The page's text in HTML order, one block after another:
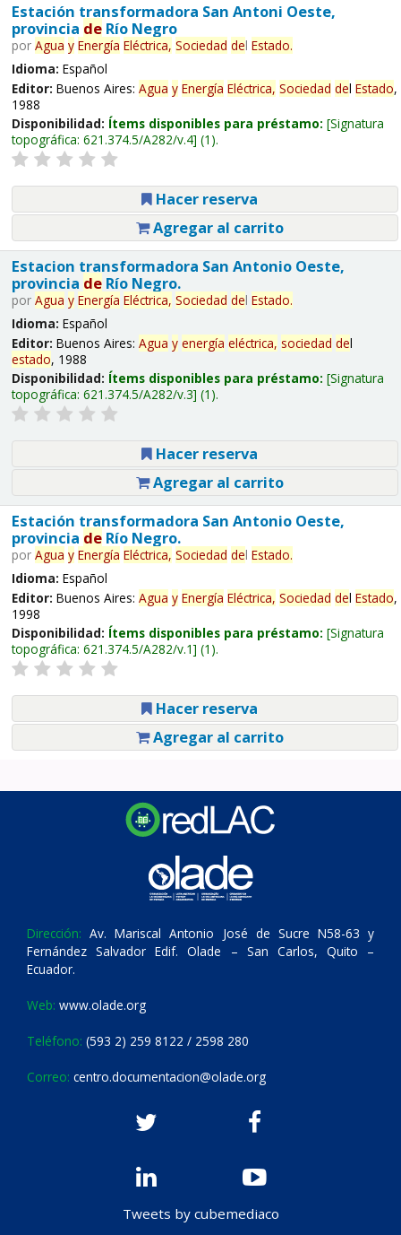
Estación transformadora San Antoni Oeste,
provincia deRío Negro
por Agua y Energía Eléctrica, Sociedad del Estado.
Idioma: Español
Editor: Buenos Aires: Agua y Energía Eléctrica, Sociedad del Estado,
1988
Disponibilidad: Ítems disponibles para préstamo: Signatura
topográfica: 621.374.5/A282/v.4 (1).
Hacer reserva
Agregar al carrito
Estacion transformadora San Antonio Oeste,
provincia deRío Negro.
por Agua y Energía Eléctrica, Sociedad del Estado.
Idioma: Español
Editor: Buenos Aires: Agua y energía eléctrica, sociedad del
estado, 1988
Disponibilidad: Ítems disponibles para préstamo: Signatura
topográfica: 621.374.5/A282/v.3 (1).
Hacer reserva
Agregar al carrito
Estación transformadora San Antonio Oeste,
provincia deRío Negro.
por Agua y Energía Eléctrica, Sociedad del Estado.
Idioma: Español
Editor: Buenos Aires: Agua y Energía Eléctrica, Sociedad del Estado,
1998
Disponibilidad: Ítems disponibles para préstamo: Signatura
topográfica: 621.374.5/A282/v.1 (1).
Hacer reserva
Agregar al carrito
Dirección: Av. Mariscal Antonio José de Sucre N58-63 y
Fernández Salvador Edif. Olade – San Carlos, Quito –
Ecuador.
Web: www.olade.org
Teléfono: (593 2) 259 8122 / 2598 280
Correo: centro.documentacion@olade.org
Tweets by cubemediaco